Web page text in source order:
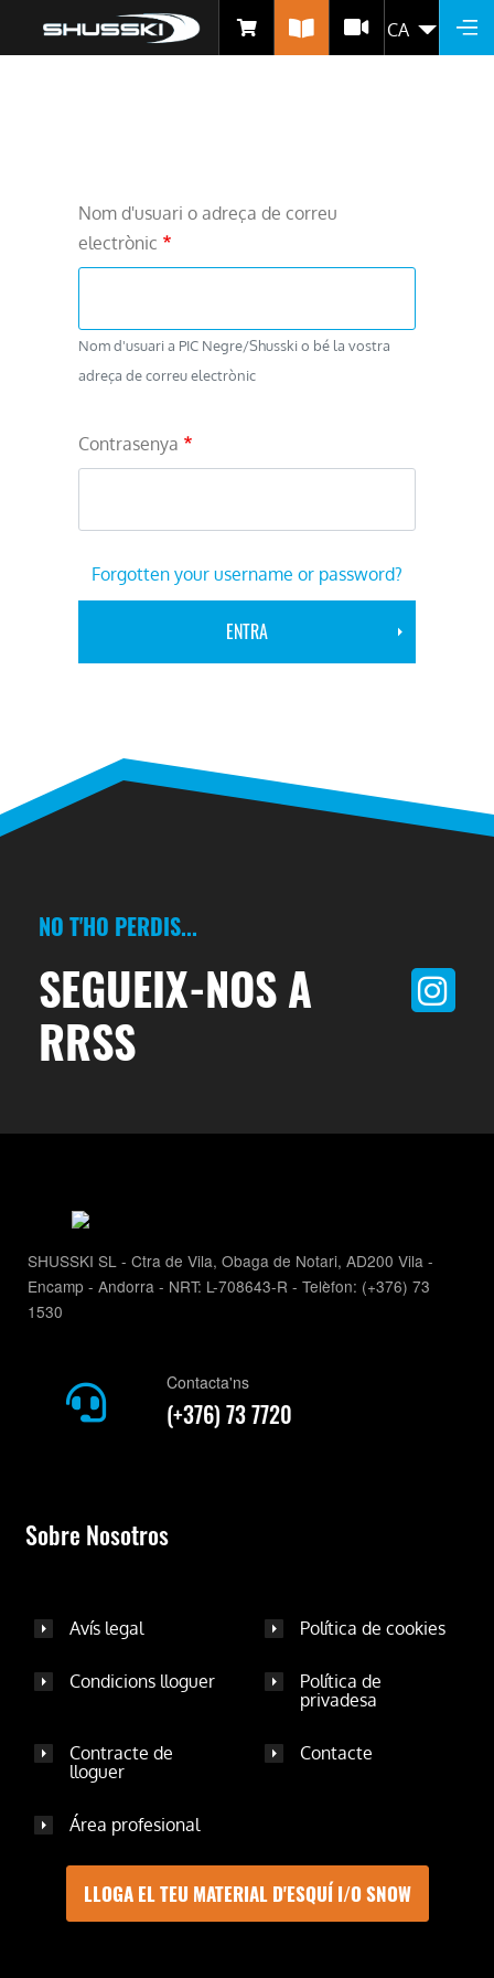
contingut
CA
Nom d'usuari o adreça de correu
electrònic
Nom d'usuari a PIC Negre/Shusski o bé la vostra
adreça de correu electrònic
Contrasenya
Forgotten your username or password?
NO T'HO PERDIS...
SEGUEIX-NOS A
RRSS
SHUSSKI SL - Ctra de Vila, Obaga de Notari, AD200 Vila -
Encamp - Andorra - NRT: L-708643-R - Telèfon: (+376) 73
1530
Contacta'ns
(+376) 73 7720
Sobre Nosotros
Avís legal Política de cookies
Condicions lloguer
Política de
privadesa
Contracte de
lloguer
Contacte
Área profesional
LLOGA EL TEU MATERIAL D'ESQUÍ I/O SNOW